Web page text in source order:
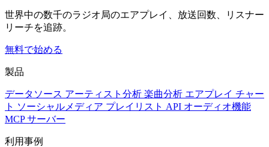
世界中の数千のラジオ局のエアプレイ、放送回数、リスナー
リーチを追跡。
無料で始める
製品
データソース アーティスト分析 楽曲分析 エアプレイ チャー
ト ソーシャルメディア プレイリスト API オーディオ機能
MCP サーバー
利用事例